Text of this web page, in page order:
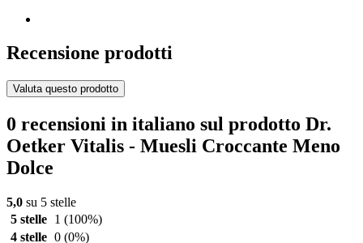
Recensione prodotti
Valuta questo prodotto
0 recensioni in italiano sul prodotto Dr.
Oetker Vitalis - Muesli Croccante Meno
Dolce
5,0 su 5 stelle
5 stelle
1 (100%)
4 stelle 0 (0%)